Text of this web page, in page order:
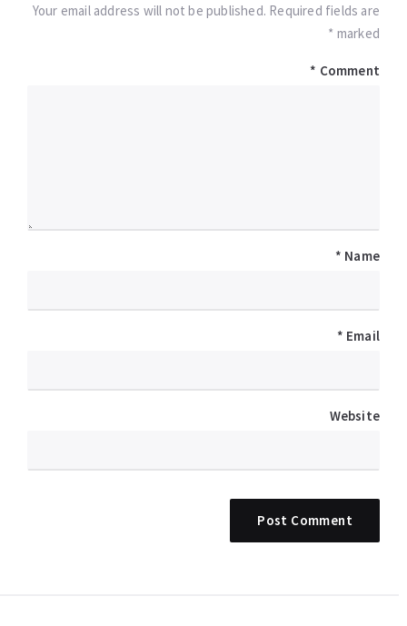
Your email address will not be published. Required fields are
marked *
Comment
*
Name
*
Email
*
Website